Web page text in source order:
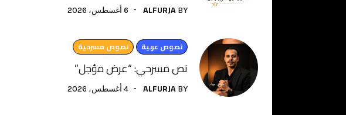
ALFURJA 6 أغسطس، 2026
نصوص عربية نصوص مسرحية
نص مسرحي: “عرض مؤجل”
BY
ALFURJA 4 أغسطس، 2026